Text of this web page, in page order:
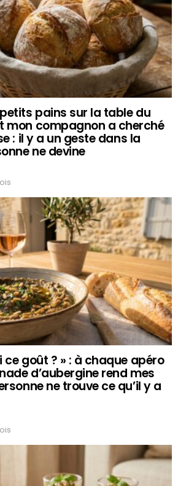
pains sur la table du
mon compagnon a cherché
: il y a un geste dans la
ne devine
ce goût ? » : à chaque apéro
d’aubergine rend mes
ne trouve ce qu’il y a